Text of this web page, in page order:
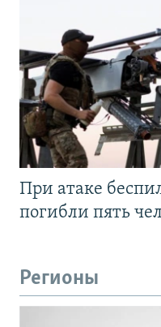
При атаке
погибли пять
Регионы